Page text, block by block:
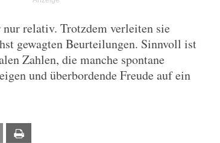
relativ. Trotzdem verleiten sie
gewagten Beurteilungen. Sinnvoll ist
Zahlen, die manche spontane
und überbordende Freude auf ein
Email